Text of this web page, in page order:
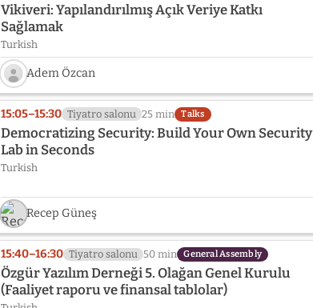
Vikiveri: Yapılandırılmış Açık Veriye Katkı
Sağlamak
Turkish
Speaker
photo
provided
yet:
Adem
Adem Özcan
15:05–15:30 Tiyatro salonu 25 min Talks
Democratizing Security: Build Your Own Security
Lab in Seconds
Turkish
Recep Güneş
15:40–16:30 Tiyatro salonu 50 min General Assembly
Özgür Yazılım Derneği 5. Olağan Genel Kurulu
(Faaliyet raporu ve finansal tablolar)